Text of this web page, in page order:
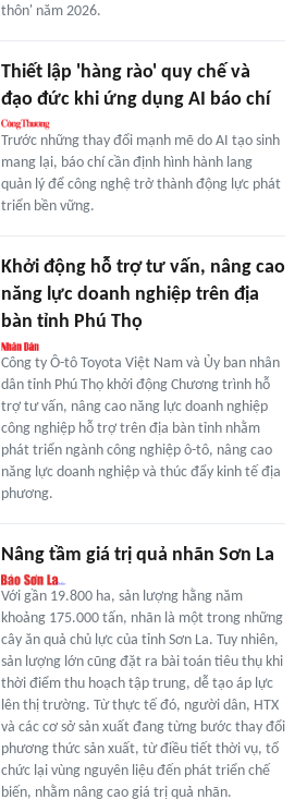
thôn' năm 2026.
Thiết lập 'hàng rào' quy chế và
đạo đức khi ứng dụng AI báo chí
Trước những thay đổi mạnh mẽ do AI tạo sinh
mang lại, báo chí cần định hình hành lang
quản lý để công nghệ trở thành động lực phát
triển bền vững.
Khởi động hỗ trợ tư vấn, nâng cao
năng lực doanh nghiệp trên địa
bàn tỉnh Phú Thọ
Công ty Ô-tô Toyota Việt Nam và Ủy ban nhân
dân tỉnh Phú Thọ khởi động Chương trình hỗ
trợ tư vấn, nâng cao năng lực doanh nghiệp
công nghiệp hỗ trợ trên địa bàn tỉnh nhằm
phát triển ngành công nghiệp ô-tô, nâng cao
năng lực doanh nghiệp và thúc đẩy kinh tế địa
phương.
Nâng tầm giá trị quả nhãn Sơn La
Với gần 19.800 ha, sản lượng hằng năm
khoảng 175.000 tấn, nhãn là một trong những
cây ăn quả chủ lực của tỉnh Sơn La. Tuy nhiên,
sản lượng lớn cũng đặt ra bài toán tiêu thụ khi
thời điểm thu hoạch tập trung, dễ tạo áp lực
lên thị trường. Từ thực tế đó, người dân, HTX
và các cơ sở sản xuất đang từng bước thay đổi
phương thức sản xuất, từ điều tiết thời vụ, tổ
chức lại vùng nguyên liệu đến phát triển chế
biến, nhằm nâng cao giá trị quả nhãn.